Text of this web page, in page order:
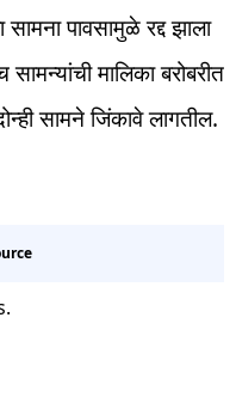
पावसामुळे रद्द झाला
मालिका बरोबरीत
सामने जिंकावे लागतील.